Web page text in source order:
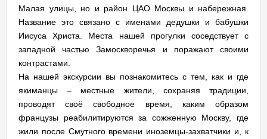
Малая улицы, но и район ЦАО Москвы и набережная.
Название это связано с именами дедушки и бабушки
Иисуса Христа. Места нашей прогулки соседствует с
западной частью Замоскворечья и поражают своими
контрастами.
На нашей экскурсии вы познакомитесь с тем, как и где
якиманцы – местные жители, сохраняя традиции,
проводят своё свободное время, каким образом
французы реабилитируются за сожженную Москву, где
жили после Смутного времени иноземцы-захватчики и, к